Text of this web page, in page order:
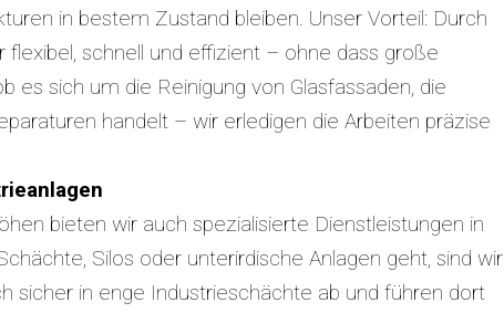
in bestem Zustand bleiben. Unser Vorteil: Durch
schnell und effizient – ohne dass große
es sich um die Reinigung von Glasfassaden, die
handelt – wir erledigen die Arbeiten präzise
bieten wir auch spezialisierte Dienstleistungen in
Silos oder unterirdische Anlagen geht, sind wir
sicher in enge Industrieschächte ab und führen dort